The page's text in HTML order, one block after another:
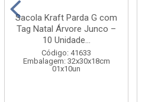
Sacola Kraft Parda G com
Tag Natal Árvore Junco –
10 Unidade...
Código: 41633
Embalagem: 32x30x18cm
01x10un